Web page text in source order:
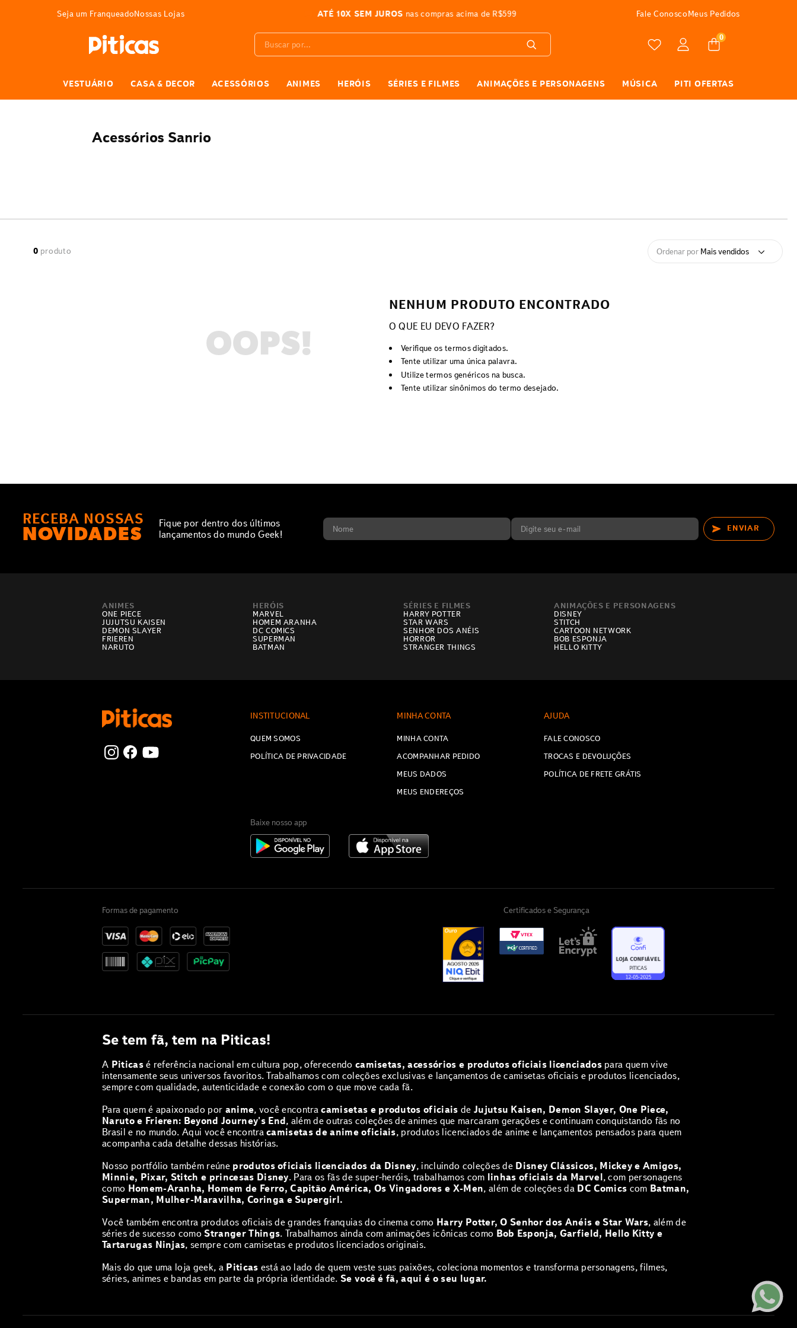
Seja um FranqueadoNossas Lojas
3% DE DESCONTO ATÉ 10X SEM JUROS nas compras acima de R$599 FRETE GRÁTIS
Fale ConoscoMeus Pedidos
Buscar por... 0
VESTUÁRIO CASA & DECOR ACESSÓRIOS ANIMES HERÓIS SÉRIES E FILMES ANIMAÇÕES E PERSONAGENS MÚSICA PITI OFERTAS
Acessórios Sanrio
0 produto Ordenar por Mais vendidos
OOPS!
NENHUM PRODUTO ENCONTRADO
O QUE EU DEVO FAZER?
Verifique os termos digitados.
Tente utilizar uma única palavra.
Utilize termos genéricos na busca.
Tente utilizar sinônimos do termo desejado.
RECEBA NOSSAS
NOVIDADES
Fique por dentro dos últimos
lançamentos do mundo Geek!
ENVIAR
ANIMES
ONE PIECE
JUJUTSU KAISEN
DEMON SLAYER
FRIEREN
NARUTO
HERÓIS
MARVEL
HOMEM ARANHA
DC COMICS
SUPERMAN
BATMAN
SÉRIES E FILMES
HARRY POTTER
STAR WARS
SENHOR DOS ANÉIS
HORROR
STRANGER THINGS
ANIMAÇÕES E PERSONAGENS
DISNEY
STITCH
CARTOON NETWORK
BOB ESPONJA
HELLO KITTY
INSTITUCIONAL
QUEM SOMOS
POLÍTICA DE PRIVACIDADE
MINHA CONTA
MINHA CONTA
ACOMPANHAR PEDIDO
MEUS DADOS
MEUS ENDEREÇOS
AJUDA
FALE CONOSCO
TROCAS E DEVOLUÇÕES
POLÍTICA DE FRETE GRÁTIS
Baixe nosso app
Formas de pagamento Certificados e Segurança
Se tem fã, tem na Piticas!
A Piticasé referência nacional em cultura pop, oferecendo camisetas, acessórios e produtos oficiais licenciadospara quem vive
intensamente seus universos favoritos. Trabalhamos com coleções exclusivas e lançamentos de camisetas oficiais e produtos licenciados,
sempre com qualidade, autenticidade e conexão com o que move cada fã.
Para quem é apaixonado por anime, você encontracamisetas e produtos oficiais de Jujutsu Kaisen, Demon Slayer, One Piece,
Naruto e Frieren: Beyond Journey's End, além de outras coleções de animes que marcaram gerações e continuam conquistando fãs no
Brasil e no mundo. Aqui você encontracamisetas de anime oficiais, produtos licenciados de anime e lançamentos pensados para quem
acompanha cada detalhe dessas histórias.
Nosso portfólio também reúne produtos oficiais licenciados da Disney, incluindo coleções de Disney Clássicos, Mickey e Amigos,
Minnie, Pixar, Stitch e princesas Disney. Para os fãs de super-heróis, trabalhamos com linhas oficiais da Marvel, com personagens
como Homem-Aranha, Homem de Ferro, Capitão América, Os Vingadores e X-Men, além de coleções da DC Comics com Batman,
Superman, Mulher-Maravilha, Coringa e Supergirl.
Você também encontra produtos oficiais de grandes franquias do cinema como Harry Potter, O Senhor dos Anéis e Star Wars, além de
séries de sucesso como Stranger Things. Trabalhamos ainda com animações icônicas como Bob Esponja, Garfield, Hello Kitty e
Tartarugas Ninjas, sempre com camisetas e produtos licenciados originais.
‎Mais do que uma loja geek, a Piticas está ao lado de quem veste suas paixões, coleciona momentos e transforma personagens, filmes,
séries, animes e bandas em parte da própria identidade. Se você é fã, aqui é o seu lugar.